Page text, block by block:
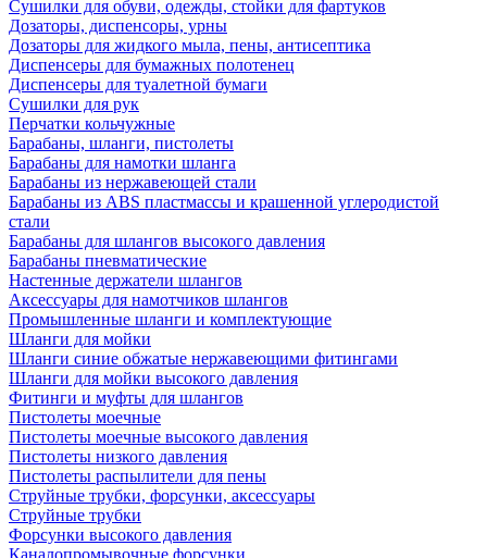
Сушилки для обуви, одежды, стойки для фартуков
Дозаторы, диспенсоры, урны
Дозаторы для жидкого мыла, пены, антисептика
Диспенсеры для бумажных полотенец
Диспенсеры для туалетной бумаги
Сушилки для рук
Перчатки кольчужные
Барабаны, шланги, пистолеты
Барабаны для намотки шланга
Барабаны из нержавеющей стали
Барабаны из ABS пластмассы и крашенной углеродистой
стали
Барабаны для шлангов высокого давления
Барабаны пневматические
Настенные держатели шлангов
Аксессуары для намотчиков шлангов
Промышленные шланги и комплектующие
Шланги для мойки
Шланги синие обжатые нержавеющими фитингами
Шланги для мойки высокого давления
Фитинги и муфты для шлангов
Пистолеты моечные
Пистолеты моечные высокого давления
Пистолеты низкого давления
Пистолеты распылители для пены
Струйные трубки, форсунки, аксессуары
Струйные трубки
Форсунки высокого давления